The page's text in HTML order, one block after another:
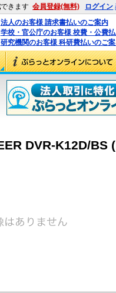
できます 会員登録(無料) ログイン
法人のお客様 請求書払いのご案内
学校・官公庁のお客様 校費・公費
研究機関のお客様 科研費払いのご
DVR-K12D/BS